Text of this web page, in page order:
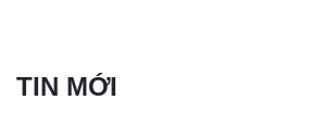
TIN MỚI